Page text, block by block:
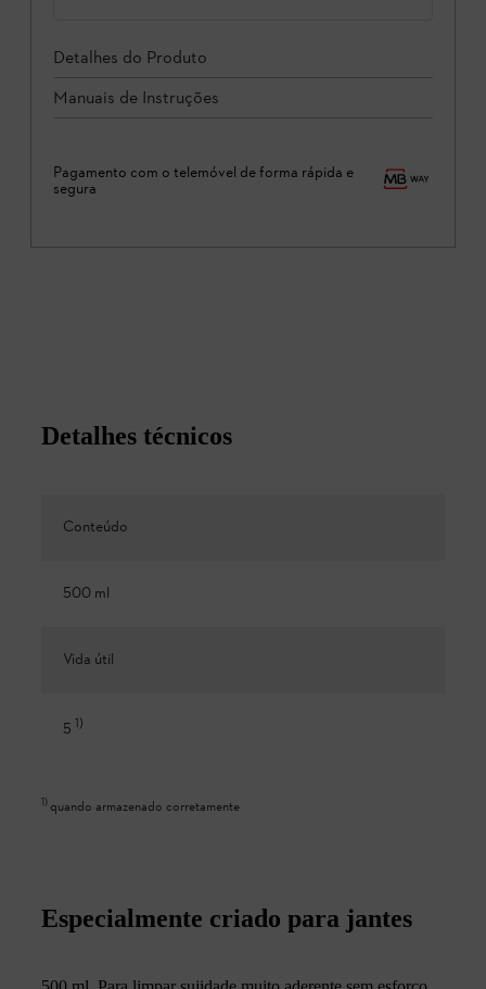
Detalhes do Produto
Manuais de Instruções
Pagamento com o telemóvel de forma rápida e
segura
Detalhes técnicos
Conteúdo
500 ml
Vida útil
5 1)
1) quando armazenado corretamente
Especialmente criado para jantes